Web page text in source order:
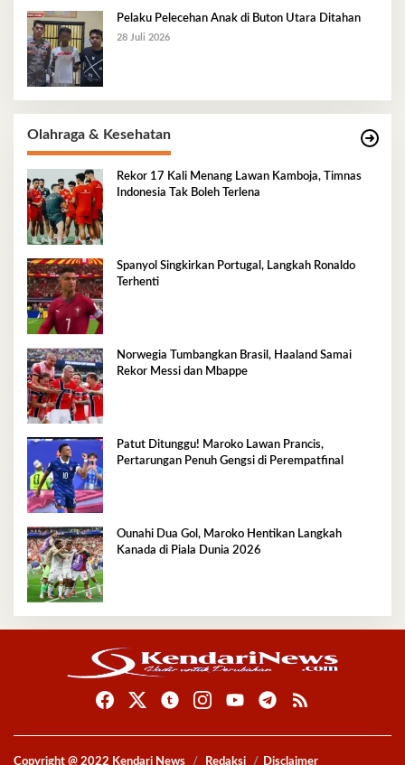
Pelaku Pelecehan Anak di Buton Utara Ditahan
28 Juli 2026
Olahraga & Kesehatan
Rekor 17 Kali Menang Lawan Kamboja, Timnas
Indonesia Tak Boleh Terlena
Spanyol Singkirkan Portugal, Langkah Ronaldo
Terhenti
Norwegia Tumbangkan Brasil, Haaland Samai
Rekor Messi dan Mbappe
Patut Ditunggu! Maroko Lawan Prancis,
Pertarungan Penuh Gengsi di Perempatfinal
Ounahi Dua Gol, Maroko Hentikan Langkah
Kanada di Piala Dunia 2026
Copyright @ 2022 Kendari News Redaksi Disclaimer